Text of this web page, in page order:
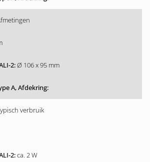
Ø 106 x 95 mm
verbruik
ca. 2 W